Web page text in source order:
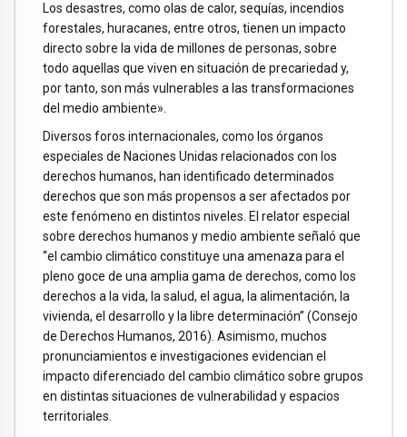
Los desastres, como olas de calor, sequías, incendios
forestales, huracanes, entre otros, tienen un impacto
directo sobre la vida de millones de personas, sobre
todo aquellas que viven en situación de precariedad y,
por tanto, son más vulnerables a las transformaciones
del medio ambiente».
Diversos foros internacionales, como los órganos
especiales de Naciones Unidas relacionados con los
derechos humanos, han identificado determinados
derechos que son más propensos a ser afectados por
este fenómeno en distintos niveles. El relator especial
sobre derechos humanos y medio ambiente señaló que
“el cambio climático constituye una amenaza para el
pleno goce de una amplia gama de derechos, como los
derechos a la vida, la salud, el agua, la alimentación, la
vivienda, el desarrollo y la libre determinación” (Consejo
de Derechos Humanos, 2016). Asimismo, muchos
pronunciamientos e investigaciones evidencian el
impacto diferenciado del cambio climático sobre grupos
en distintas situaciones de vulnerabilidad y espacios
territoriales.